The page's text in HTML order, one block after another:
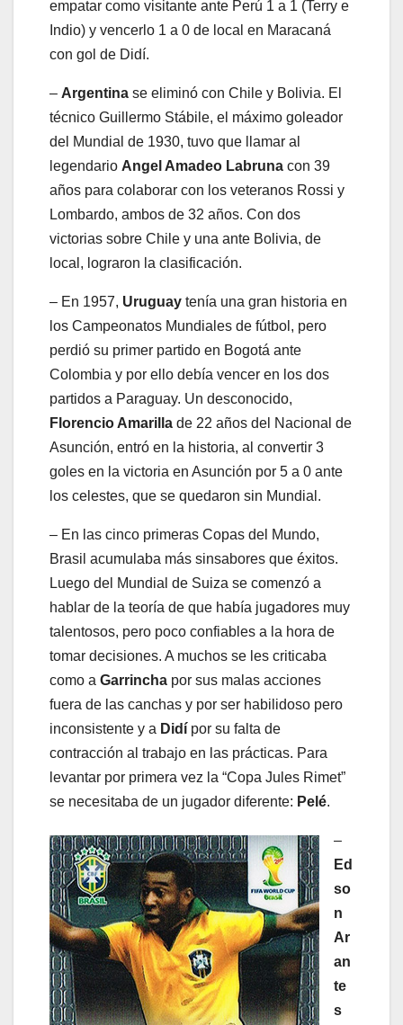
empatar como visitante ante Perú 1 a 1 (Terry e
Indio) y vencerlo 1 a 0 de local en Maracaná
con gol de Didí.
– Argentina se eliminó con Chile y Bolivia. El
técnico Guillermo Stábile, el máximo goleador
del Mundial de 1930, tuvo que llamar al
legendario Angel Amadeo Labruna con 39
años para colaborar con los veteranos Rossi y
Lombardo, ambos de 32 años. Con dos
victorias sobre Chile y una ante Bolivia, de
local, lograron la clasificación.
– En 1957, Uruguay tenía una gran historia en
los Campeonatos Mundiales de fútbol, pero
perdió su primer partido en Bogotá ante
Colombia y por ello debía vencer en los dos
partidos a Paraguay. Un desconocido,
Florencio Amarilla de 22 años del Nacional de
Asunción, entró en la historia, al convertir 3
goles en la victoria en Asunción por 5 a 0 ante
los celestes, que se quedaron sin Mundial.
– En las cinco primeras Copas del Mundo,
Brasil acumulaba más sinsabores que éxitos.
Luego del Mundial de Suiza se comenzó a
hablar de la teoría de que había jugadores muy
talentosos, pero poco confiables a la hora de
tomar decisiones. A muchos se les criticaba
como a Garrincha por sus malas acciones
fuera de las canchas y por ser habilidoso pero
inconsistente y a Didí por su falta de
contracción al trabajo en las prácticas. Para
levantar por primera vez la “Copa Jules Rimet”
se necesitaba de un jugador diferente: Pelé.
–
Ed
so
n
Ar
an
te
s